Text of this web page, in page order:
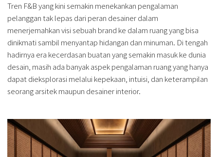
Tren F&B yang kini semakin menekankan pengalaman
pelanggan tak lepas dari peran desainer dalam
menerjemahkan visi sebuah brand ke dalam ruang yang bisa
dinikmati sambil menyantap hidangan dan minuman. Di tengah
hadirnya era kecerdasan buatan yang semakin masuk ke dunia
desain, masih ada banyak aspek pengalaman ruang yang hanya
dapat dieksplorasi melalui kepekaan, intuisi, dan keterampilan
seorang arsitek maupun desainer interior.